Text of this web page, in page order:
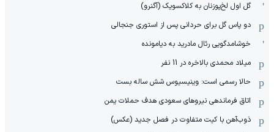
گل اول لخ‌پوزنان به کلاکسویک (آگنرو)
دو پاس گل برای حردانی پس از استوری جنجالی
خوشامدگویی رئال مادرید به دیامونده
میلاد محمدی بالاخره در 11 نفر
حالا رسمی است: وینیسیوس شش ساله بست
اتاق فرماندهی نیروهای سعودی هدف حملات یمن
ذوب‌آهن با کیت متفاوت در فصل جدید (عکس)